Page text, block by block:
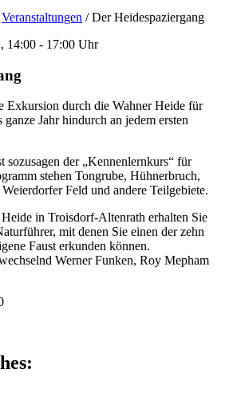
Veranstaltungen /Der Heidespaziergang
14:00 - 17:00 Uhr
Exkursion durch die Wahner Heide für
ganze Jahr hindurch an jedem ersten
sozusagen der „Kennenlernkurs“ für
stehen Tongrube, Hühnerbruch,
Feld und andere Teilgebiete.
in Troisdorf-Altenrath erhalten Sie
mit denen Sie einen der zehn
Faust erkunden können.
Werner Funken, Roy Mepham